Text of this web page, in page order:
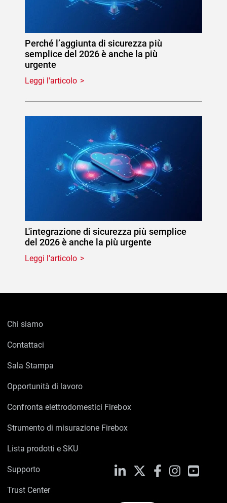
Perché l’aggiunta di sicurezza più
semplice del 2026 è anche la più
urgente
Leggi l'articolo
L'integrazione di sicurezza più semplice
del 2026 è anche la più urgente
Leggi l'articolo
Chi siamo
Contattaci
Sala Stampa
Opportunità di lavoro
Confronta elettrodomestici Firebox
Strumento di misurazione Firebox
Lista prodotti e SKU
Supporto
Trust Center
LinkedIn FacebookInstagram